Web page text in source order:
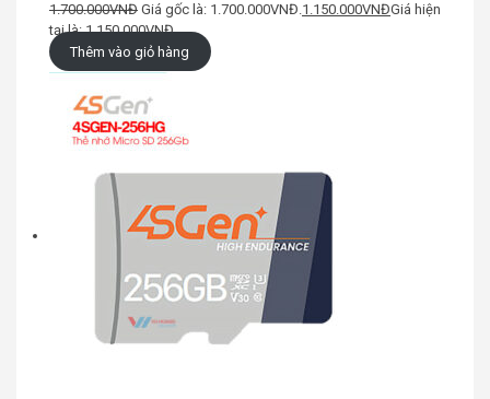
1.700.000VNĐ Giá gốc là: 1.700.000VNĐ.1.150.000VNĐGiá hiện
tại là: 1.150.000VNĐ.
Thêm vào giỏ hàng